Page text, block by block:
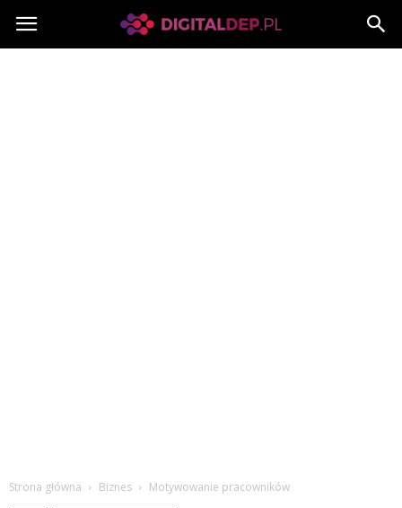
Digitaldep.pl
Strona główna Biznes Motywowanie pracowników